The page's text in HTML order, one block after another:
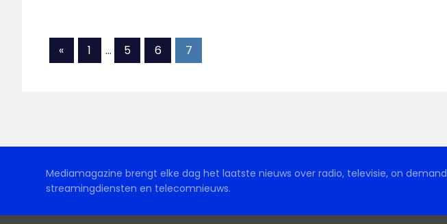
Berichten
«Vorige
berichten
1 … 5 6 7
Mediamagazine brengt elke dag het laatste nieuws over radio, televisie, on demand
streamingdiensten en telecomnieuws.